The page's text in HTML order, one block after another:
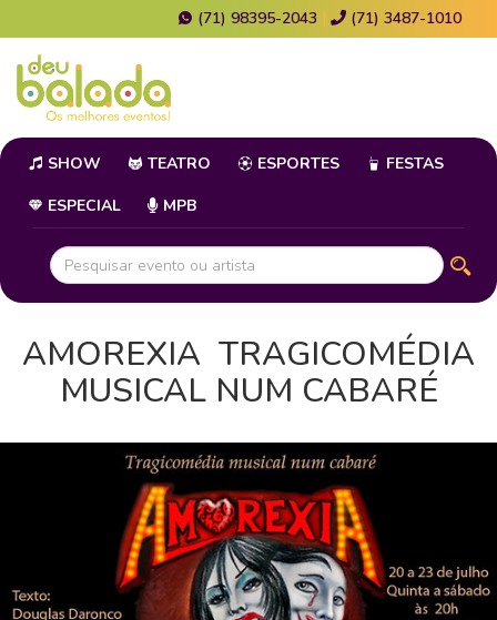
(71) 98395-2043 | (71) 3487-1010
SHOW TEATRO ESPORTES FESTAS
ESPECIAL MPB
AMOREXIA  TRAGICOMÉDIA
MUSICAL NUM CABARÉ